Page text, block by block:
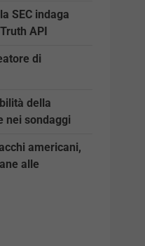
SEC indaga
API
di
della
nei sondaggi
americani,
alle